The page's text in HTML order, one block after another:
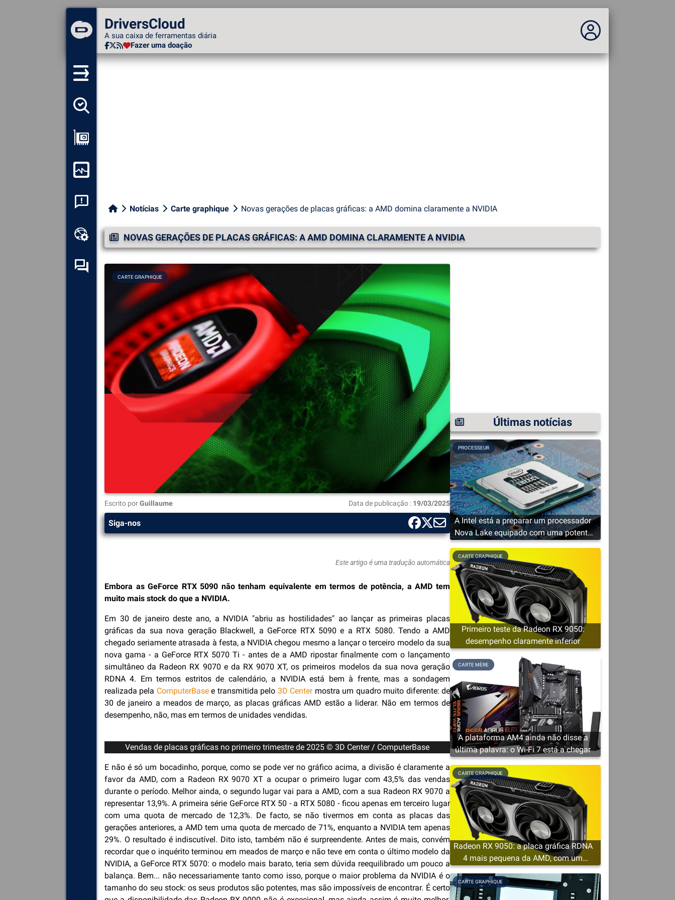
DriversCloud
A sua caixa de ferramentas diária
Fazer uma doação
Você não está logado...
DriversCloud
A sua caixa de ferramentas
diária
Fazer uma doação
Kit de ferramentas online
Fórum de auto-ajuda
Exploretodos os componentes,
dispositivos e software
instalados no seu computador.
Diagnosticare reparar todas as
causas de colisões (telas
azuis).
Detecte
e descarregue
quaisquer drivers em falta ou
desactualizados no seu
sistema.
Notícias Carte graphique Novas gerações de placas gráficas: a AMD domina claramente a NVIDIA
NOVAS GERAÇÕES DE PLACAS GRÁFICAS: A AMD DOMINA CLARAMENTE A NVIDIA
CARTE GRAPHIQUE
Escrito porGuillaume Data de publicação : 19/03/2025
Siga-nos
Este artigo é uma tradução automática
Embora as GeForce RTX 5090 não tenham equivalente em termos de potência, a AMD tem
muito mais stock do que a NVIDIA.
Em 30 de janeiro deste ano, a NVIDIA "abriu as hostilidades" ao lançar as primeiras placas
gráficas da sua nova geração Blackwell, a GeForce RTX 5090 e a RTX 5080. Tendo a AMD
chegado seriamente atrasada à festa, a NVIDIA chegou mesmo a lançar o terceiro modelo da sua
nova gama - a GeForce RTX 5070 Ti - antes de a AMD ripostar finalmente com o lançamento
simultâneo da Radeon RX 9070 e da RX 9070 XT, os primeiros modelos da sua nova geração
RDNA 4. Em termos estritos de calendário, a NVIDIA está bem à frente, mas a sondagem
realizada pela ComputerBasee transmitida pelo 3D Centermostra um quadro muito diferente: de
30 de janeiro a meados de março, as placas gráficas AMD estão a liderar. Não em termos de
desempenho, não, mas em termos de unidades vendidas.
Vendas de placas gráficas no primeiro trimestre de 2025 © 3D Center / ComputerBase
E não é só um bocadinho, porque, como se pode ver no gráfico acima, a divisão é claramente a
favor da AMD, com a Radeon RX 9070 XT a ocupar o primeiro lugar com 43,5% das vendas
durante o período. Melhor ainda, o segundo lugar vai para a AMD, com a sua Radeon RX 9070 a
representar 13,9%. A primeira série GeForce RTX 50 - a RTX 5080 - ficou apenas em terceiro lugar
com uma quota de mercado de 12,3%. De facto, se não tivermos em conta as placas das
gerações anteriores, a AMD tem uma quota de mercado de 71%, enquanto a NVIDIA tem apenas
29%. O resultado é indiscutível. Dito isto, também não é surpreendente. Antes de mais, convém
recordar que o inquérito terminou em meados de março e não teve em conta o último modelo da
NVIDIA, a GeForce RTX 5070: o modelo mais barato, teria sem dúvida reequilibrado um pouco a
balança. Bem... não necessariamente tanto como isso, porque o maior problema da NVIDIA é o
tamanho do seu stock: os seus produtos são potentes, mas são impossíveis de encontrar. É certo
Últimas notícias
A Intel está a preparar um processador
Nova Lake equipado com uma potente
solução gráfica
PROCESSEUR
Primeiro teste da Radeon RX 9050:
desempenho claramente inferior
CARTE GRAPHIQUE
A plataforma AM4 ainda não disse a
última palavra: o Wi-Fi 7 está a chegar
CARTE MÈRE
Radeon RX 9050: a placa gráfica RDNA
4 mais pequena da AMD, com um
mínimo de 4 GB de VRAM
CARTE GRAPHIQUE
CARTE GRAPHIQUE